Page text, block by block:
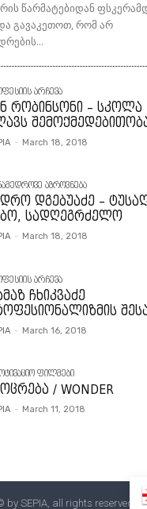
წარმატებიდან
გავაკეთოთ, რომ არ
არჩევა
რობინსონი – სკოლა
- March 18, 2018
აზროვნება
დგებუაძე –
სადღეგრძელო
- March 18, 2018
არჩევა
ჩხიკვაძე
- March 16, 2018
ფილმები
/ WONDER
- March 11, 2018
by SEPIA, all rights reserved